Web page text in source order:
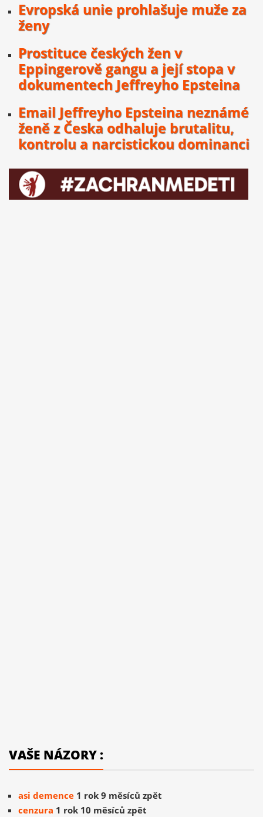
Evropská unie prohlašuje muže za
ženy
Prostituce českých žen v
Eppingerově gangu a její stopa v
dokumentech Jeffreyho Epsteina
Email Jeffreyho Epsteina neznámé
ženě z Česka odhaluje brutalitu,
kontrolu a narcistickou dominanci
VAŠE NÁZORY :
asi demence 1 rok 9 měsíců zpět
cenzura 1 rok 10 měsíců zpět